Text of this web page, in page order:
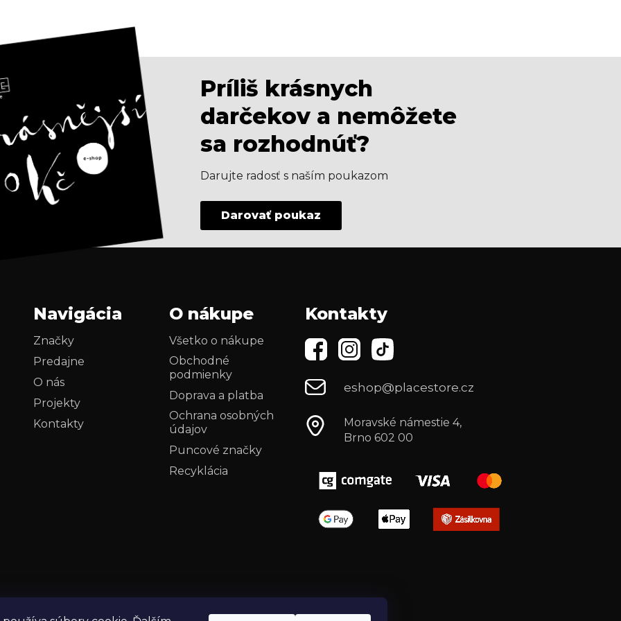
Príliš krásnych
darčekov a nemôžete
sa rozhodnúť?
Darujte radosť s naším poukazom
Darovať poukaz
Navigácia
Značky
Predajne
O nás
Projekty
Kontakty
O nákupe
Všetko o nákupe
Obchodné
podmienky
Doprava a platba
Ochrana osobných
údajov
Puncové značky
Recyklácia
Kontakty
eshop@placestore.cz
Moravské námestie 4,
Brno 602 00